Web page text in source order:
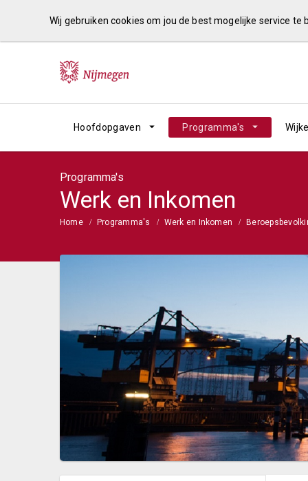
Wij gebruiken cookies om jou de best mogelijke service
Hoofdopgaven Programma's
Programma's
Werk en Inkomen
Home Programma's Werk en Inkomen